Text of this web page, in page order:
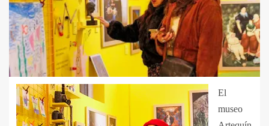
El
museo